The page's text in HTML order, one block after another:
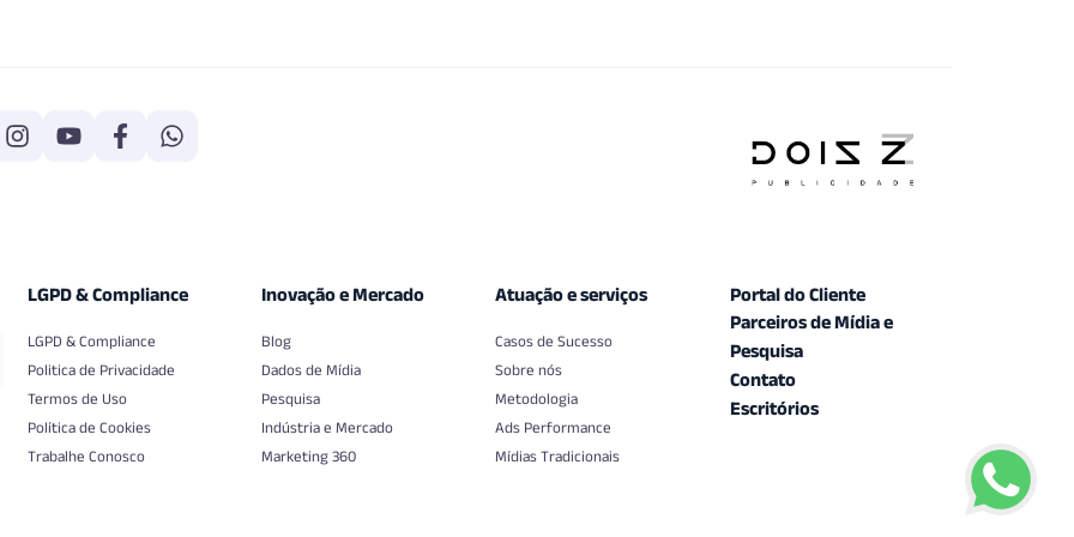
LGPD & Compliance
LGPD & Compliance
Politica de Privacidade
Termos de Uso
Política de Cookies
Trabalhe Conosco
Inovação e Mercado
Blog
Dados de Mídia
Pesquisa
Indústria e Mercado
Marketing 360
Atuação e serviços
Casos de Sucesso
Sobre nós
Metodologia
Ads Performance
Mídias Tradicionais
Portal do Cliente
Parceiros de Mídia e
Pesquisa
Contato
Escritórios